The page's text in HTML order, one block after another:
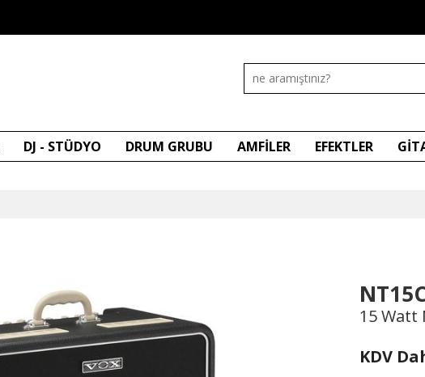
DJ - STÜDYO DRUM GRUBU AMFİLER EFEKTLER
15 Watt
KDV